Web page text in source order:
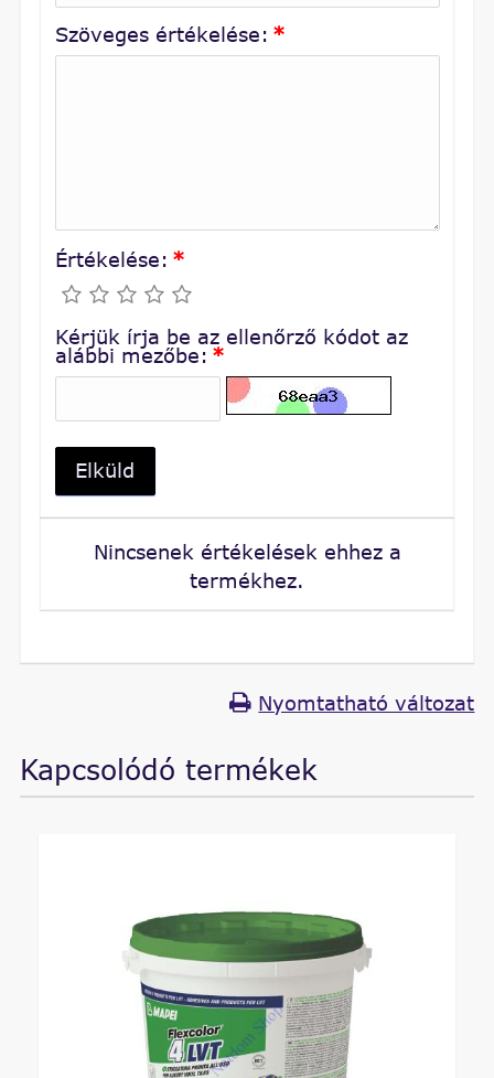
Szöveges értékelése: *
Értékelése: *
Kérjük írja be az ellenőrző kódot az
alábbi mezőbe: *
Elküld
Nincsenek értékelések ehhez a
termékhez.
Nyomtatható változat
Kapcsolódó termékek